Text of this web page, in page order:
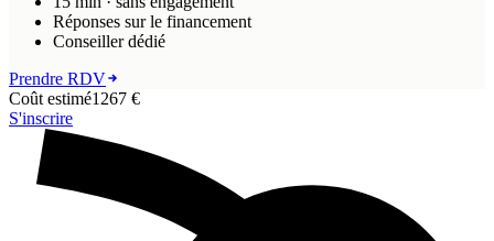
Réponses sur le financement
Conseiller dédié
Prendre RDV
Coût estimé1267 €
S'inscrire